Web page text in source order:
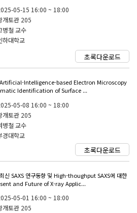
05-15 16:00 ~ 18:00
개토관 205
병철 교수
하대학교
초록다운로드
Artificial-Intelligence-based Electron Microscopy
Identification of Surface ...
05-08 16:00 ~ 18:00
개토관 205
병철 교수
경대학교
초록다운로드
신 SAXS 연구동향 및 High-thoughput SAXS에 대한
and Future of X-ray Applic...
05-01 16:00 ~ 18:00
개토관 205